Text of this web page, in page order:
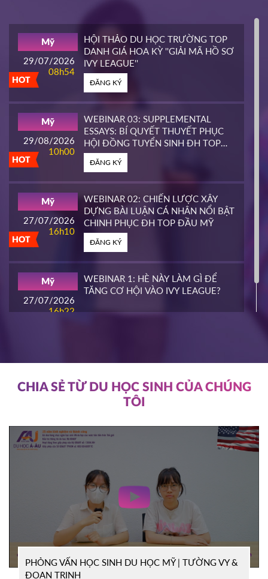
14h00
ĐĂNG KÝ
10h00
CALIFORNIA STATE UNIVERSITY,
ĐĂNG KÝ
14h00
PIERCE COLLEGE
ĐĂNG KÝ
16h00
WHATCOM COMMUNITY COLLEGE
ĐĂNG KÝ
HOT
10/03/2026
14h00
SOUTHEAST MISSOURI STATE
ĐĂNG KÝ
WRIGHT STATE UNIVERISTY
ĐĂNG KÝ
Canada TỔ CHỨC ICEAP
HOT
29/07/2026
08h54
Mỹ
HỘI THẢO DU HỌC TRƯỜNG TOP
DANH GIÁ HOA KỲ ''GIẢI MÃ HỒ SƠ
IVY LEAGUE''
ĐĂNG KÝ
HOT
29/08/2026
10h00
Mỹ
WEBINAR 03: SUPPLEMENTAL
ESSAYS: BÍ QUYẾT THUYẾT PHỤC
HỘI ĐỒNG TUYỂN SINH ĐH TOP
ĐẦU MỸ
ĐĂNG KÝ
HOT
27/07/2026
16h10
Mỹ
WEBINAR 02: CHIẾN LƯỢC XÂY
DỰNG BÀI LUẬN CÁ NHÂN NỔI BẬT
CHINH PHỤC ĐH TOP ĐẦU MỸ
ĐĂNG KÝ
27/07/2026
16h22
Mỹ
WEBINAR 1: HÈ NÀY LÀM GÌ ĐỂ
TĂNG CƠ HỘI VÀO IVY LEAGUE?
CHIA SẺ TỪ DU HỌC SINH CỦA CHÚNG
TÔI
PHỎNG VẤN HỌC SINH DU HỌC MỸ | TƯỜNG VY &
ĐOAN TRINH